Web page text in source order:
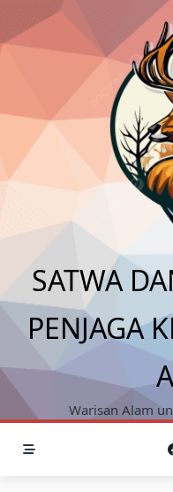
content
SATWA
PENJAGA
Warisan Alam